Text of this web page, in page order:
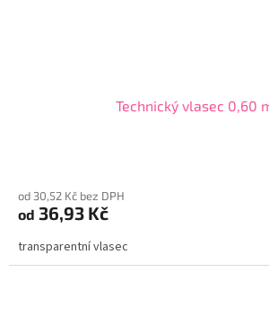
Technický vlasec 0,60
od 30,52 Kč bez DPH
od 36,93 Kč
transparentní vlasec